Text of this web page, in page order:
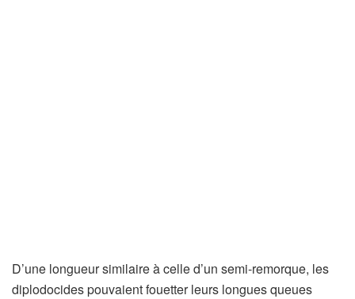
D’une longueur similaire à celle d’un semi-remorque, les
diplodocides pouvaient fouetter leurs longues queues